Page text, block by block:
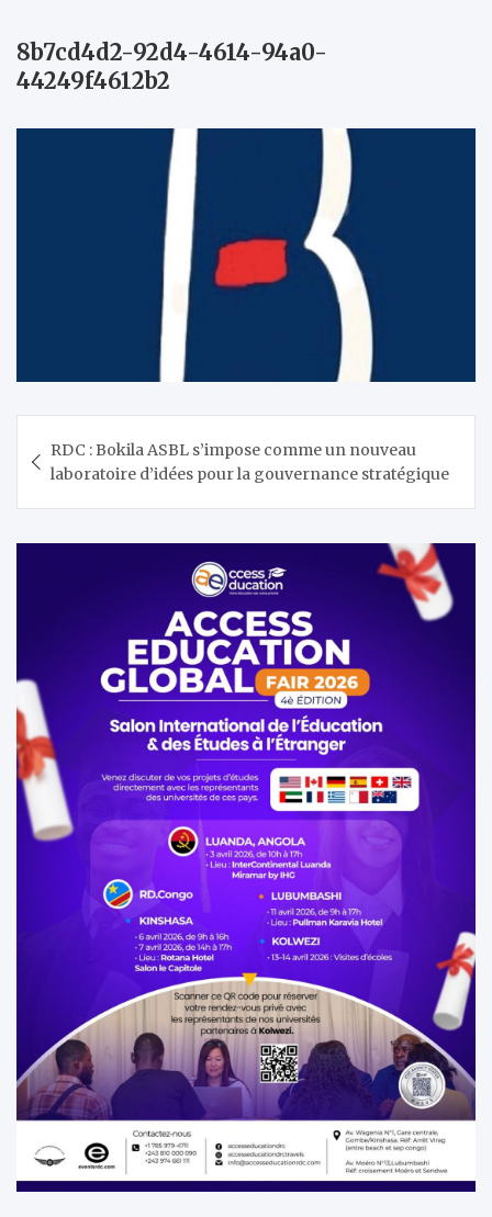
8b7cd4d2-92d4-4614-94a0-
44249f4612b2
de
l’article
RDC : Bokila ASBL s’impose comme un nouveau
laboratoire d’idées pour la gouvernance stratégique